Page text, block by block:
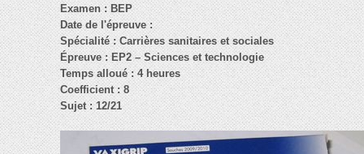
Examen : BEP
Date de l'épreuve :
Spécialité : Carrières sanitaires et sociales
Épreuve : EP2 – Sciences et technologie
Temps alloué : 4 heures
Coefficient : 8
Sujet : 12/21